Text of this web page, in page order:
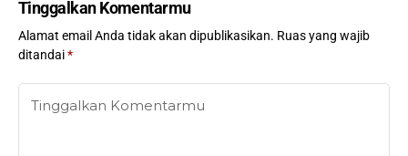
Tinggalkan Komentarmu
Alamat email Anda tidak akan dipublikasikan. Ruas yang wajib
ditandai*